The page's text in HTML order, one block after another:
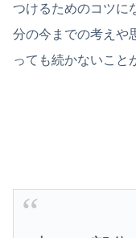
つけるためのコツに
分の今までの考えや
っても続かないこと